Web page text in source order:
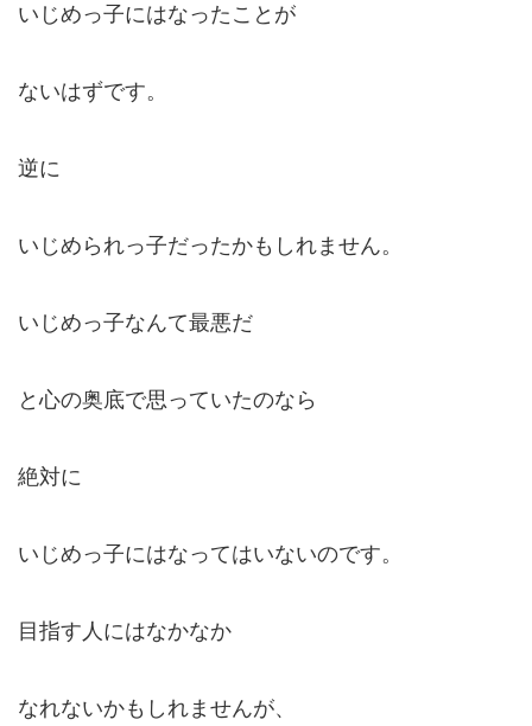
いじめっ子にはなったことが
ないはずです。
逆に
いじめられっ子だったかもしれません。
いじめっ子なんて最悪だ
と心の奥底で思っていたのなら
絶対に
いじめっ子にはなってはいないのです。
目指す人にはなかなか
なれないかもしれませんが、